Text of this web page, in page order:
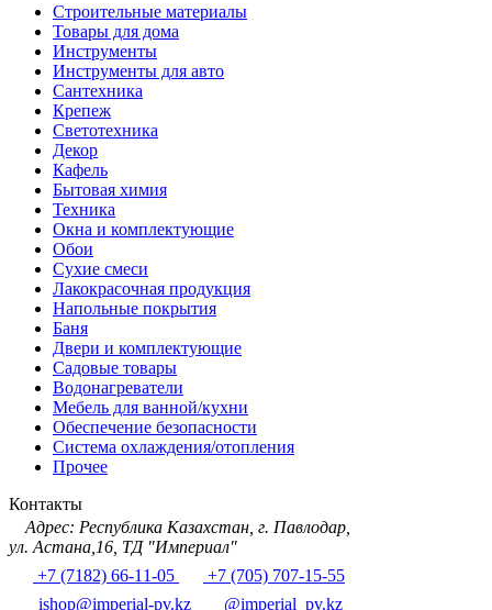
Строительные материалы
Товары для дома
Инструменты
Инструменты для авто
Сантехника
Крепеж
Светотехника
Декор
Кафель
Бытовая химия
Техника
Окна и комплектующие
Обои
Сухие смеси
Лакокрасочная продукция
Напольные покрытия
Баня
Двери и комплектующие
Садовые товары
Водонагреватели
Мебель для ванной/кухни
Обеспечение безопасности
Система охлаждения/отопления
Прочее
Контакты
Адрес: Республика Казахстан, г. Павлодар,
ул. Астана,16, ТД "Империал"
+7 (7182) 66-11-05
+7 (705) 707-15-55
ishop@imperial-pv.kz
@imperial_pv.kz